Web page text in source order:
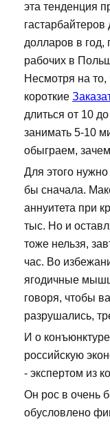
эта тенденция
долларов в год,
рабочих в
Несмотря на
короткие
длиться от 10
занимать 5-10
обыграем,
Для этого
бы сначала.
аннуитета при
тыс. Но и
тоже нельзя,
час. Во
ягодичные
говоря, чтобы
разрушались,
И о
российскую
- экспертом из
Он рос в очень
обусловлено